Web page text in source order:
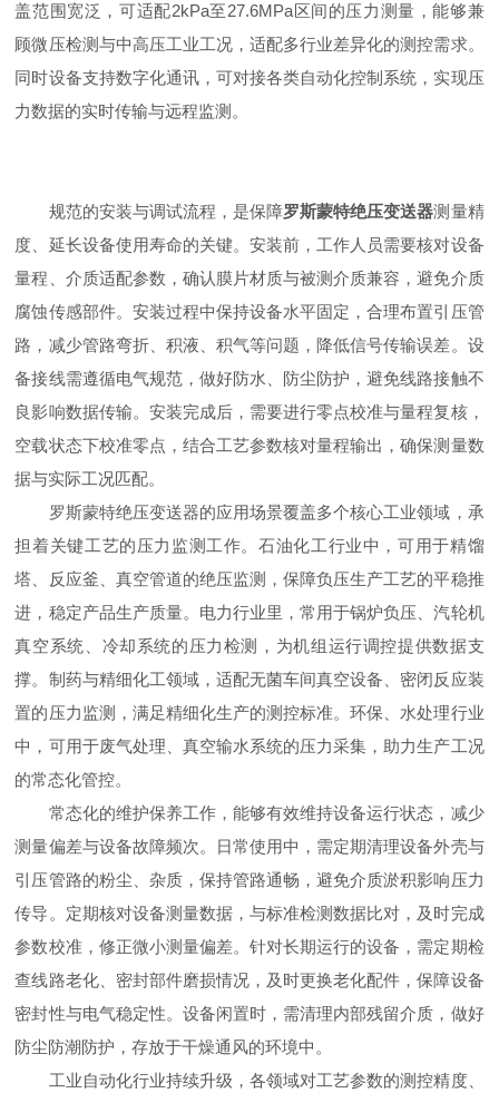
盖范围宽泛，可适配2kPa至27.6MPa区间的压力测量，能够兼
顾微压检测与中高压工业工况，适配多行业差异化的测控需求。
同时设备支持数字化通讯，可对接各类自动化控制系统，实现压
力数据的实时传输与远程监测。
规范的安装与调试流程，是保障罗斯蒙特绝压变送器测量精
度、延长设备使用寿命的关键。安装前，工作人员需要核对设备
量程、介质适配参数，确认膜片材质与被测介质兼容，避免介质
腐蚀传感部件。安装过程中保持设备水平固定，合理布置引压管
路，减少管路弯折、积液、积气等问题，降低信号传输误差。设
备接线需遵循电气规范，做好防水、防尘防护，避免线路接触不
良影响数据传输。安装完成后，需要进行零点校准与量程复核，
空载状态下校准零点，结合工艺参数核对量程输出，确保测量数
据与实际工况匹配。
罗斯蒙特绝压变送器的应用场景覆盖多个核心工业领域，承
担着关键工艺的压力监测工作。石油化工行业中，可用于精馏
塔、反应釜、真空管道的绝压监测，保障负压生产工艺的平稳推
进，稳定产品生产质量。电力行业里，常用于锅炉负压、汽轮机
真空系统、冷却系统的压力检测，为机组运行调控提供数据支
撑。制药与精细化工领域，适配无菌车间真空设备、密闭反应装
置的压力监测，满足精细化生产的测控标准。环保、水处理行业
中，可用于废气处理、真空输水系统的压力采集，助力生产工况
的常态化管控。
常态化的维护保养工作，能够有效维持设备运行状态，减少
测量偏差与设备故障频次。日常使用中，需定期清理设备外壳与
引压管路的粉尘、杂质，保持管路通畅，避免介质淤积影响压力
传导。定期核对设备测量数据，与标准检测数据比对，及时完成
参数校准，修正微小测量偏差。针对长期运行的设备，需定期检
查线路老化、密封部件磨损情况，及时更换老化配件，保障设备
密封性与电气稳定性。设备闲置时，需清理内部残留介质，做好
防尘防潮防护，存放于干燥通风的环境中。
工业自动化行业持续升级，各领域对工艺参数的测控精度、